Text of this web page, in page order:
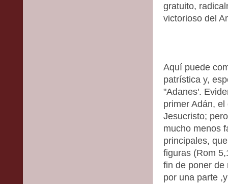
gratuito,
victorioso del
Aquí puede
patrística y,
"Adanes'.
primer Adán,
Jesucristo;
mucho menos
principales,
figuras (Rom
fin de poner de
por una parte